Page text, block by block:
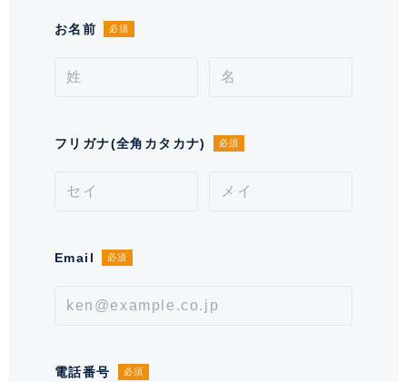
■鍵交換費用22,000円(税込)が別途発生いたします。■
40%、継続保証料:毎月月額賃料等の1%(※保証委託最
初回保証料:契約時月額賃料等の50%、継続保証料:毎年
情報更新日
お名前 必須
フリガナ(全角カタカナ) 必須
Email 必須
電話番号 必須